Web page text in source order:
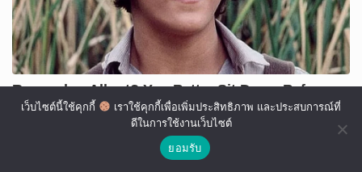
เว็บไซต์นี้ใช้คุกกี้
เราใช้คุกกี้เพื่อเพิ่มประสิทธิภาพ และประสบการณ์ที่
ดีในการใช้งานเว็บไซต์
ยอมรับ